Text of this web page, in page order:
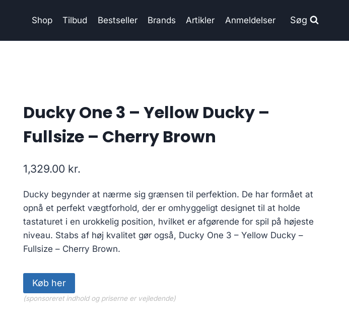
Shop Tilbud Bestseller Brands Artikler Anmeldelser Søg
Ducky One 3 – Yellow Ducky –
Fullsize – Cherry Brown
1,329.00 kr.
Ducky begynder at nærme sig grænsen til perfektion. De har formået at
opnå et perfekt vægtforhold, der er omhyggeligt designet til at holde
tastaturet i en urokkelig position, hvilket er afgørende for spil på højeste
niveau. Stabs af høj kvalitet gør også, Ducky One 3 – Yellow Ducky –
Fullsize – Cherry Brown.
Køb her
(sponsoreret indhold og priserne er vejledende)